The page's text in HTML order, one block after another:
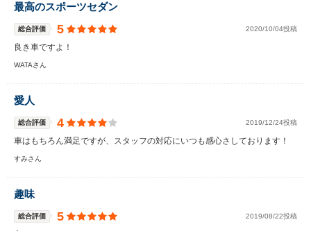
最高のスポーツセダン
総合評価 5 2020/10/04投稿
良き車ですよ！
WATAさん
愛人
総合評価 4 2019/12/24投稿
車はもちろん満足ですが、スタッフの対応にいつも感心さしております！
すみさん
趣味
総合評価 5 2019/08/22投稿